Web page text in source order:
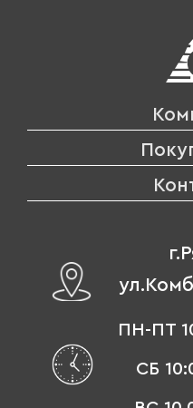
ПН-ПТ
СБ